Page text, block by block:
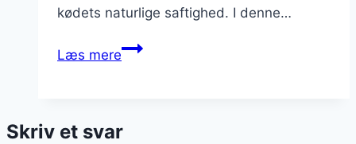
kødets naturlige saftighed. I denne…
Læs mereMumsede
ølglasur
Skriv et svar